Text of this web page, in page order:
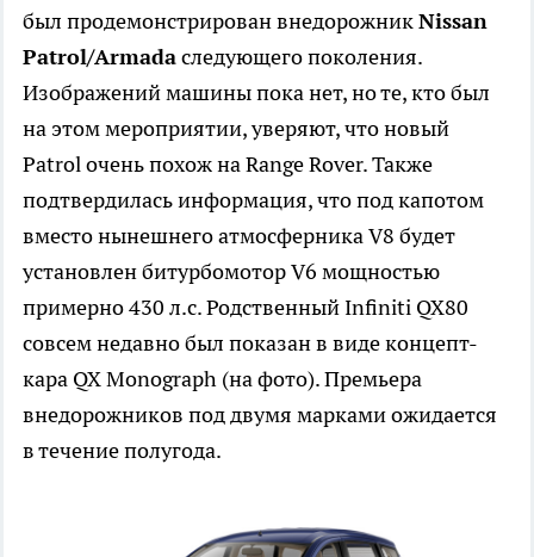
был продемонстрирован внедорожникNissan
Patrol/Armadaследующего поколения.
Изображений машины пока нет, но те, кто был
на этом мероприятии, уверяют, что новый
Patrol очень похож на Range Rover. Также
подтвердилась информация, что под капотом
вместо нынешнего атмосферника V8 будет
установлен битурбомотор V6 мощностью
примерно 430 л.с. Родственный Infiniti QX80
совсем недавно был показан в виде концепт-
кара QX Monograph (на фото). Премьера
внедорожников под двумя марками ожидается
в течение полугода.